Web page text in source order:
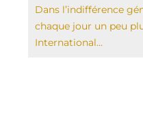
Dans l’indifférence
chaque jour un peu
International...